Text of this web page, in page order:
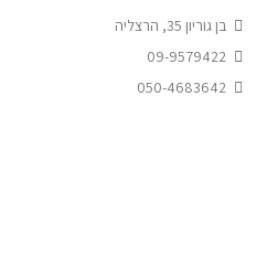
בן גוריון 35, הרצליה